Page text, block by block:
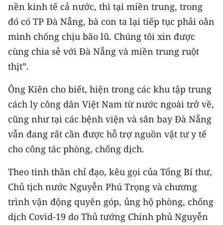
MEDIA CENTER
E-Magazine
Video
Media Chính trị
Media Kinh tế
Media Văn hóa
Media Xã hội
Media Pháp luật
Media Du lịch
Media Thế giới
nền kinh tế cả nước, thì tại miền trung, trong
đó có TP Đà Nẵng, bà con ta lại tiếp tục phải oằn
mình chống chịu bão lũ. Chúng tôi xin được
cùng chia sẻ với Đà Nẵng và miền trung ruột
thịt”.
Ông Kiên cho biết, hiện trong các khu tập trung
cách ly công dân Việt Nam từ nước ngoài trở về,
cũng như tại các bệnh viện và sân bay Đà Nẵng
vẫn đang rất cần được hỗ trợ nguồn vật tư y tế
cho công tác phòng, chống dịch.
Theo tinh thần chỉ đạo, kêu gọi của Tổng Bí thư,
Chủ tịch nước Nguyễn Phú Trọng và chương
trình vận động quyên góp, ủng hộ phòng, chống
dịch Covid-19 do Thủ tướng Chính phủ Nguyễn